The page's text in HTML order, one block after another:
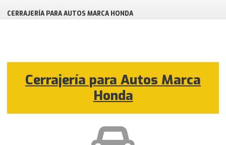
CERRAJERÍA PARA AUTOS MARCA HONDA
Cerrajería para Autos Marca
Honda